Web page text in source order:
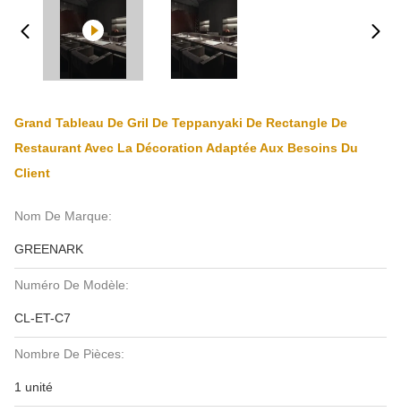
Grand Tableau De Gril De Teppanyaki De Rectangle De
Restaurant Avec La Décoration Adaptée Aux Besoins Du
Client
Nom De Marque:
GREENARK
Numéro De Modèle:
CL-ET-C7
Nombre De Pièces:
1 unité